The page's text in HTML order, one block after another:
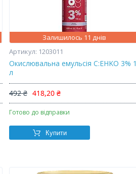
Залишилось 11 днів
1203011
Окислювальна емульсія C:EHKO 3% 1
л
492 ₴ 418,20 ₴
Готово до відправки
Купити